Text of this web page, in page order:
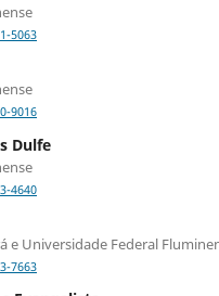
5063
9016
Dulfe
4640
e Universidade Federal
7663